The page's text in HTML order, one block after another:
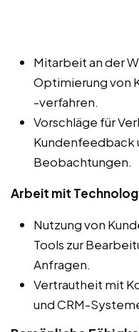
Mitarbeit an der
Optimierung von
-verfahren.
Vorschläge für
Kundenfeedback
Beobachtungen.
Arbeit mit
Nutzung von
Tools zur
Anfragen.
Vertrautheit mit
und CRM-